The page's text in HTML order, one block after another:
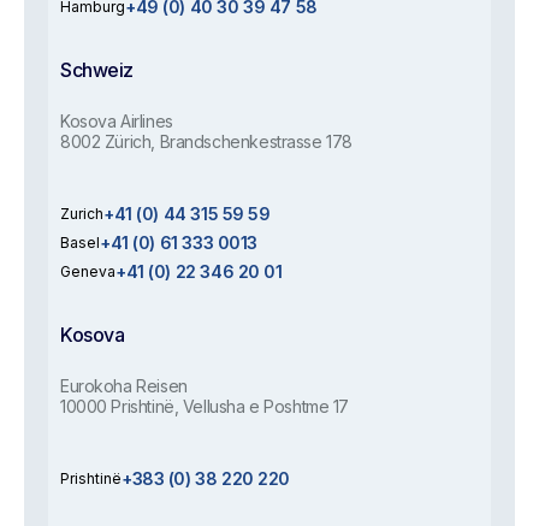
Hamburg+49 (0) 40 30 39 47 58
Schweiz
Kosova Airlines
8002 Zürich, Brandschenkestrasse 178
Zurich+41 (0) 44 315 59 59
Basel+41 (0) 61 333 0013
Geneva+41 (0) 22 346 20 01
Kosova
Eurokoha Reisen
10000 Prishtinë, Vellusha e Poshtme 17
Prishtinë+383 (0) 38 220 220